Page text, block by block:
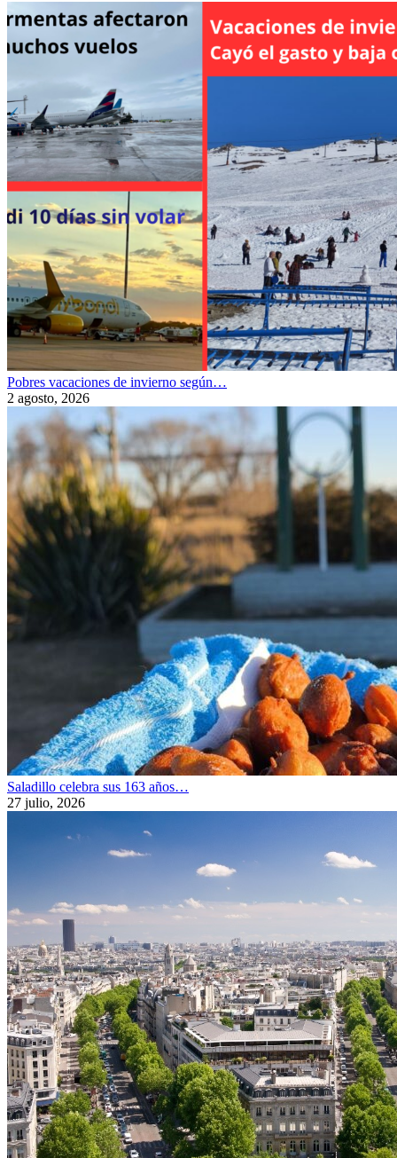
Pobres vacaciones de invierno según…
2 agosto, 2026
Saladillo celebra sus 163 años…
27 julio, 2026